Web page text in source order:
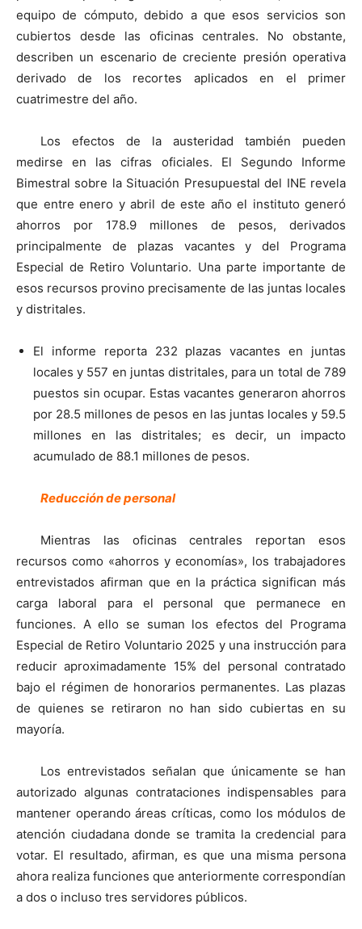
equipo de cómputo, debido a que esos servicios son
cubiertos desde las oficinas centrales. No obstante,
describen un escenario de creciente presión operativa
derivado de los recortes aplicados en el primer
cuatrimestre del año.
Los efectos de la austeridad también pueden
medirse en las cifras oficiales. El Segundo Informe
Bimestral sobre la Situación Presupuestal del INE revela
que entre enero y abril de este año el instituto generó
ahorros por 178.9 millones de pesos, derivados
principalmente de plazas vacantes y del Programa
Especial de Retiro Voluntario. Una parte importante de
esos recursos provino precisamente de las juntas locales
y distritales.
El informe reporta 232 plazas vacantes en juntas
locales y 557 en juntas distritales, para un total de 789
puestos sin ocupar. Estas vacantes generaron ahorros
por 28.5 millones de pesos en las juntas locales y 59.5
millones en las distritales; es decir, un impacto
acumulado de 88.1 millones de pesos.
Reducción de personal
Mientras las oficinas centrales reportan esos
recursos como «ahorros y economías», los trabajadores
entrevistados afirman que en la práctica significan más
carga laboral para el personal que permanece en
funciones. A ello se suman los efectos del Programa
Especial de Retiro Voluntario 2025 y una instrucción para
reducir aproximadamente 15% del personal contratado
bajo el régimen de honorarios permanentes. Las plazas
de quienes se retiraron no han sido cubiertas en su
mayoría.
Los entrevistados señalan que únicamente se han
autorizado algunas contrataciones indispensables para
mantener operando áreas críticas, como los módulos de
atención ciudadana donde se tramita la credencial para
votar. El resultado, afirman, es que una misma persona
ahora realiza funciones que anteriormente correspondían
a dos o incluso tres servidores públicos.